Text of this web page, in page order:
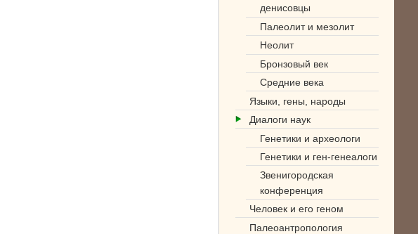
денисовцы
Палеолит и мезолит
Неолит
Бронзовый век
Средние века
Языки, гены, народы
Диалоги наук
Генетики и археологи
Генетики и ген-генеалоги
Звенигородская
конференция
Человек и его геном
Палеоантропология